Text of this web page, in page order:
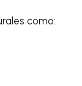
como: